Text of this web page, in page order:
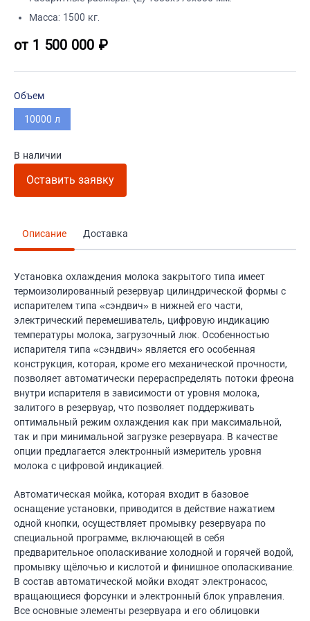
Масса: 1500 кг.
от 1 500 000 ₽
Объем
10000 л
В наличии
Оставить заявку
Описание Доставка
Установка охлаждения молока закрытого типа имеет
термоизолированный резервуар цилиндрической формы с
испарителем типа «сэндвич» в нижней его части,
электрический перемешиватель, цифровую индикацию
температуры молока, загрузочный люк. Особенностью
испарителя типа «сэндвич» является его особенная
конструкция, которая, кроме его механической прочности,
позволяет автоматически перераспределять потоки фреона
внутри испарителя в зависимости от уровня молока,
залитого в резервуар, что позволяет поддерживать
оптимальный режим охлаждения как при максимальной,
так и при минимальной загрузке резервуара. В качестве
опции предлагается электронный измеритель уровня
молока с цифровой индикацией.
Автоматическая мойка, которая входит в базовое
оснащение установки, приводится в действие нажатием
одной кнопки, осуществляет промывку резервуара по
специальной программе, включающей в себя
предварительное ополаскивание холодной и горячей водой,
промывку щёлочью и кислотой и финишное ополаскивание.
В состав автоматической мойки входят электронасос,
вращающиеся форсунки и электронный блок управления.
Все основные элементы резервуара и его облицовки